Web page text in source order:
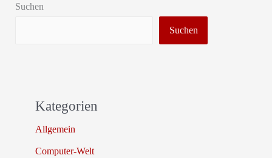
Suchen
Suchen
Kategorien
Allgemein
Computer-Welt